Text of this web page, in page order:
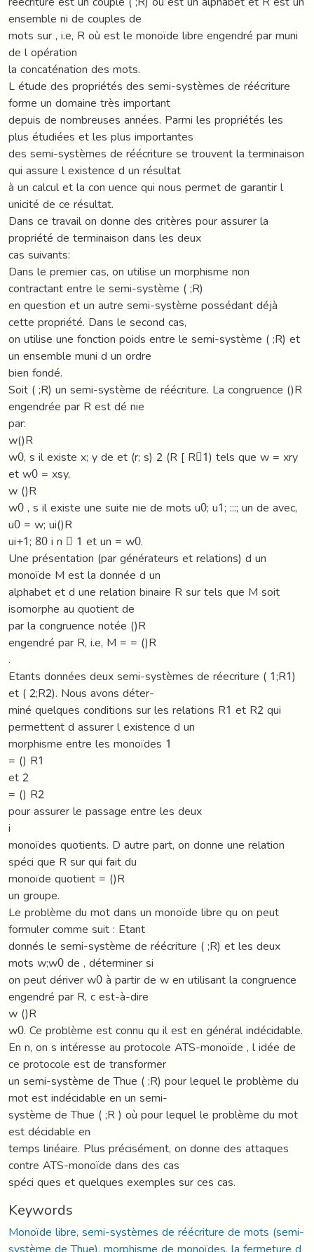
ensemble ni de couples de
mots sur , i.e, R où est le monoïde libre engendré par muni
de l opération
la concaténation des mots.
L étude des propriétés des semi-systèmes de réécriture
forme un domaine très important
depuis de nombreuses années. Parmi les propriétés les
plus étudiées et les plus importantes
des semi-systèmes de réécriture se trouvent la terminaison
qui assure l existence d un résultat
à un calcul et la con uence qui nous permet de garantir l
unicité de ce résultat.
Dans ce travail on donne des critères pour assurer la
propriété de terminaison dans les deux
cas suivants:
Dans le premier cas, on utilise un morphisme non
contractant entre le semi-système ( ;R)
en question et un autre semi-système possédant déjà
cette propriété. Dans le second cas,
on utilise une fonction poids entre le semi-système ( ;R) et
un ensemble muni d un ordre
bien fondé.
Soit ( ;R) un semi-système de réécriture. La congruence ()R
engendrée par R est dé nie
par:
w()R
w0, s il existe x; y de et (r; s) 2 (R [ R􀀀1) tels que w = xry
et w0 = xsy,
w ()R
w0 , s il existe une suite nie de mots u0; u1; :::; un de avec,
u0 = w; ui()R
ui+1; 80 i n 􀀀 1 et un = w0.
Une présentation (par générateurs et relations) d un
monoïde M est la donnée d un
alphabet et d une relation binaire R sur tels que M soit
isomorphe au quotient de
par la congruence notée ()R
engendré par R, i.e, M = = ()R
.
Etants données deux semi-systèmes de réecriture ( 1;R1)
et ( 2;R2). Nous avons déter-
miné quelques conditions sur les relations R1 et R2 qui
permettent d assurer l existence d un
morphisme entre les monoïdes 1
= () R1
et 2
= () R2
pour assurer le passage entre les deux
i
monoïdes quotients. D autre part, on donne une relation
spéci que R sur qui fait du
monoïde quotient = ()R
un groupe.
Le problème du mot dans un monoïde libre qu on peut
formuler comme suit : Etant
donnés le semi-système de réécriture ( ;R) et les deux
mots w;w0 de , déterminer si
on peut dériver w0 à partir de w en utilisant la congruence
engendré par R, c est-à-dire
w ()R
w0. Ce problème est connu qu il est en général indécidable.
En n, on s intéresse au protocole ATS-monoïde , l idée de
ce protocole est de transformer
un semi-système de Thue ( ;R) pour lequel le problème du
mot est indécidable en un semi-
système de Thue ( ;R ) où pour lequel le problème du mot
est décidable en
temps linéaire. Plus précisément, on donne des attaques
contre ATS-monoïde dans des cas
spéci ques et quelques exemples sur ces cas.
Keywords
Monoïde libre, semi-systèmes de réécriture de mots (semi-